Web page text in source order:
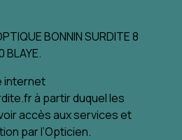
BONNIN SURDITE 8
BLAYE.
internet
à partir duquel les
accès aux services et
par l’Opticien.